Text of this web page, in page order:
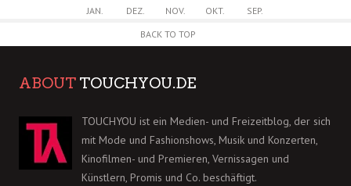
JAN. DEZ. NOV. OKT.
SEP.
BACK TO TOP
ABOUT TOUCHYOU.DE
TOUCHYOU ist ein Medien- und Freizeitblog, der sich
mit Mode und Fashionshows, Musik und Konzerten,
Kinofilmen- und Premieren, Vernissagen und
Künstlern, Promis und Co. beschäftigt.